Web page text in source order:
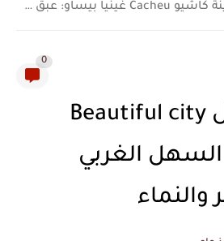
مدينة كاشيو Cacheu غينيا بيساو: عبق التاريخ الساحلي وتراث...
0
مدينة الجميل Beautiful city
السهل الغربي
والنماء